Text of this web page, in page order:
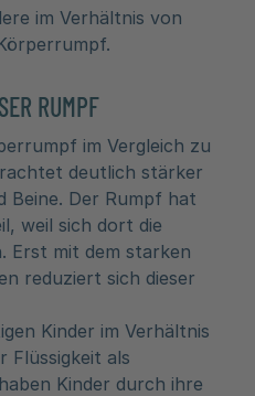
im Verhältnis von
RUMPF
im Vergleich zu
deutlich stärker
Beine. Der Rumpf hat
weil sich dort die
Erst mit dem starken
reduziert sich dieser
Kinder im Verhältnis
Flüssigkeit als
Kinder durch ihre